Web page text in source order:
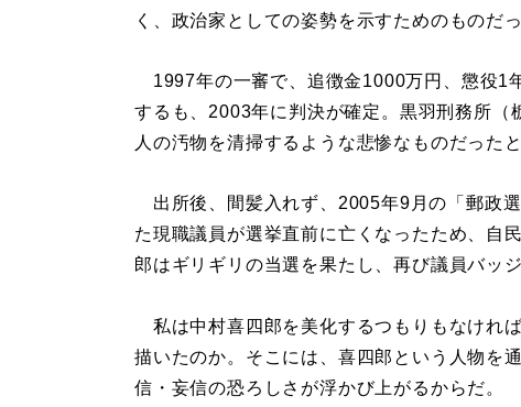
く、政治家としての姿勢を示すためのものだっ
1997年の一審で、追徴金1000万円、懲役1
するも、2003年に判決が確定。黒羽刑務所（
人の汚物を清掃するような悲惨なものだった
出所後、間髪入れず、2005年9月の「郵政
た現職議員が選挙直前に亡くなったため、自
郎はギリギリの当選を果たし、再び議員バッ
私は中村喜四郎を美化するつもりもなけれ
描いたのか。そこには、喜四郎という人物を
信・妄信の恐ろしさが浮かび上がるからだ。